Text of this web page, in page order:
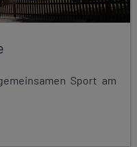
Sport am